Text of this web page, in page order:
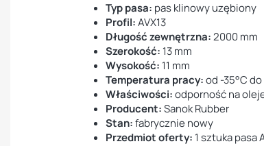
Typ pasa: pas klinowy uzębiony
Profil:AVX13
Długość zewnętrzna:2000 mm
Szerokość: 13 mm
Wysokość: 11 mm
Temperatura pracy:od -35°C do
Właściwości:odporność na
Producent:Sanok Rubber
Stan:fabrycznie nowy
Przedmiot oferty: 1 sztuka pasa